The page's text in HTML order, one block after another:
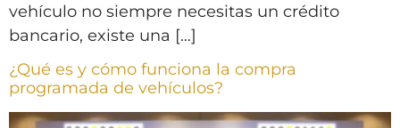
vehículo no siempre necesitas un crédito
bancario, existe una […]
¿Qué es y cómo funciona la compra
programada de vehículos?